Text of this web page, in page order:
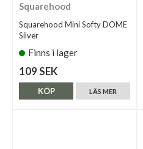
Squarehood
Squarehood Mini Softy DOME
Silver
Finns i lager
109 SEK
LÄS MER
KÖP